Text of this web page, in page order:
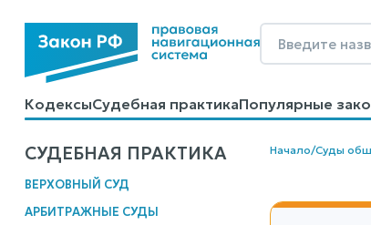
КодексыСудебная практикаПопулярные
КалькуляторыСправочные материалы
СУДЕБНАЯ ПРАКТИКА
ВЕРХОВНЫЙ СУД
АРБИТРАЖНЫЕ СУДЫ
Начало/Суды